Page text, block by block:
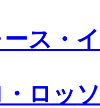
ース・
・ロッソ